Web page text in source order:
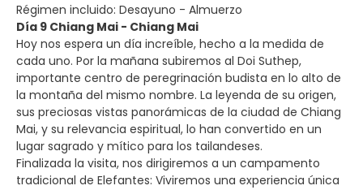
Régimen incluido: Desayuno - Almuerzo
Día 9 Chiang Mai - Chiang Mai
Hoy nos espera un día increíble, hecho a la medida de
cada uno. Por la mañana subiremos al Doi Suthep,
importante centro de peregrinación budista en lo alto de
la montaña del mismo nombre. La leyenda de su origen,
sus preciosas vistas panorámicas de la ciudad de Chiang
Mai, y su relevancia espiritual, lo han convertido en un
lugar sagrado y mítico para los tailandeses.
Finalizada la visita, nos dirigiremos a un campamento
tradicional de Elefantes: Viviremos una experiencia única